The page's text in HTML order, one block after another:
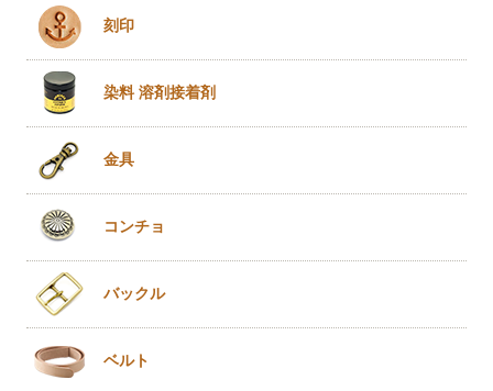
刻印
染料 溶剤接着剤
金具
コンチョ
バックル
ベルト